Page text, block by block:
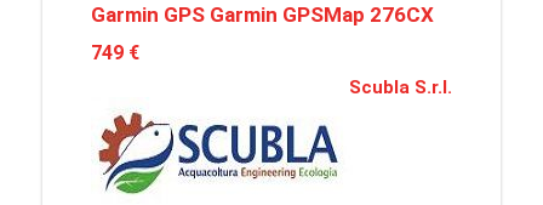
Garmin GPS Garmin GPSMap 276CX
749 €
Scubla S.r.l.